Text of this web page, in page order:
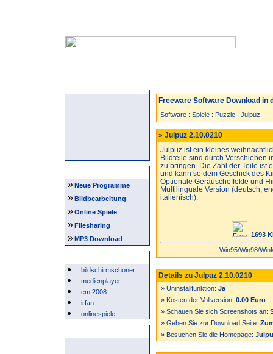
»Neue Programme
»Bildbearbeitung
»Online Spiele
»Filesharing
»MP3 Download
bildschirmschoner
medienplayer
em 2008
irfan
onlinespiele
Freeware Software Download in
Software : Spiele : Puzzle : Julpuz
» Julpuz 2.10.0210
Julpuz ist ein kleines
Bildteile sind durch Verschieben
zu bringen. Die Zahl der Teile ist
und kann so dem Geschick des
Optionale Geräuscheffekte und
Multilinguale Version (deutsch,
italienisch).
1693
Win95/Win98/
Details zu Julpuz 2.10.0210
» Uninstallfunktion: Ja
» Kosten der Vollversion: 0.00 Euro
» Schauen Sie sich Screenshots an:
» Gehen Sie zur Download Seite:
» Besuchen Sie die Homepage: